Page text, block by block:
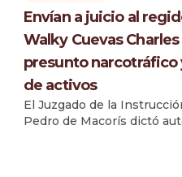
Envían a juicio al
Walky Cuevas
presunto narcotráfico
de activos
El Juzgado de la
Pedro de Macorís dictó